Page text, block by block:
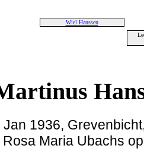
Wiel Hanssen
1936,
Maria Ubachs